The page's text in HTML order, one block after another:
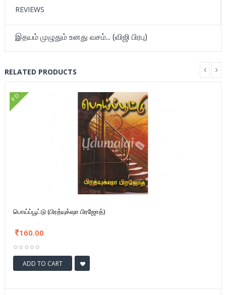
REVIEWS
இதயம் முழுதும் உனது வசம்... (விஜி பிரபு)
RELATED PRODUCTS
FD
பொய்ப்பூட்டு (பிரத்யுக்‌ஷா பிரஜோத்)
160.00
ADD TO CART